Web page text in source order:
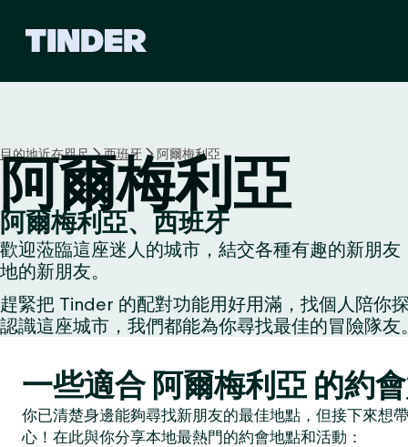
首
頁
目的地近在咫尺 西班牙 阿爾梅利亞
阿爾梅利亞
阿爾梅利亞、西班牙
歡迎蒞臨這座迷人的城市，結交各種有趣的新朋
地的新朋友。
趕緊把 Tinder 的配對功能用好用滿，找個人陪你
認識這座城市，我們都能為你尋找最佳的冒險隊友
一些適合 阿爾梅利亞 的約
你已清楚身邊能夠尋找新朋友的最佳地點，但接下來想
心！在此與你分享本地最熱門的約會地點和活動：